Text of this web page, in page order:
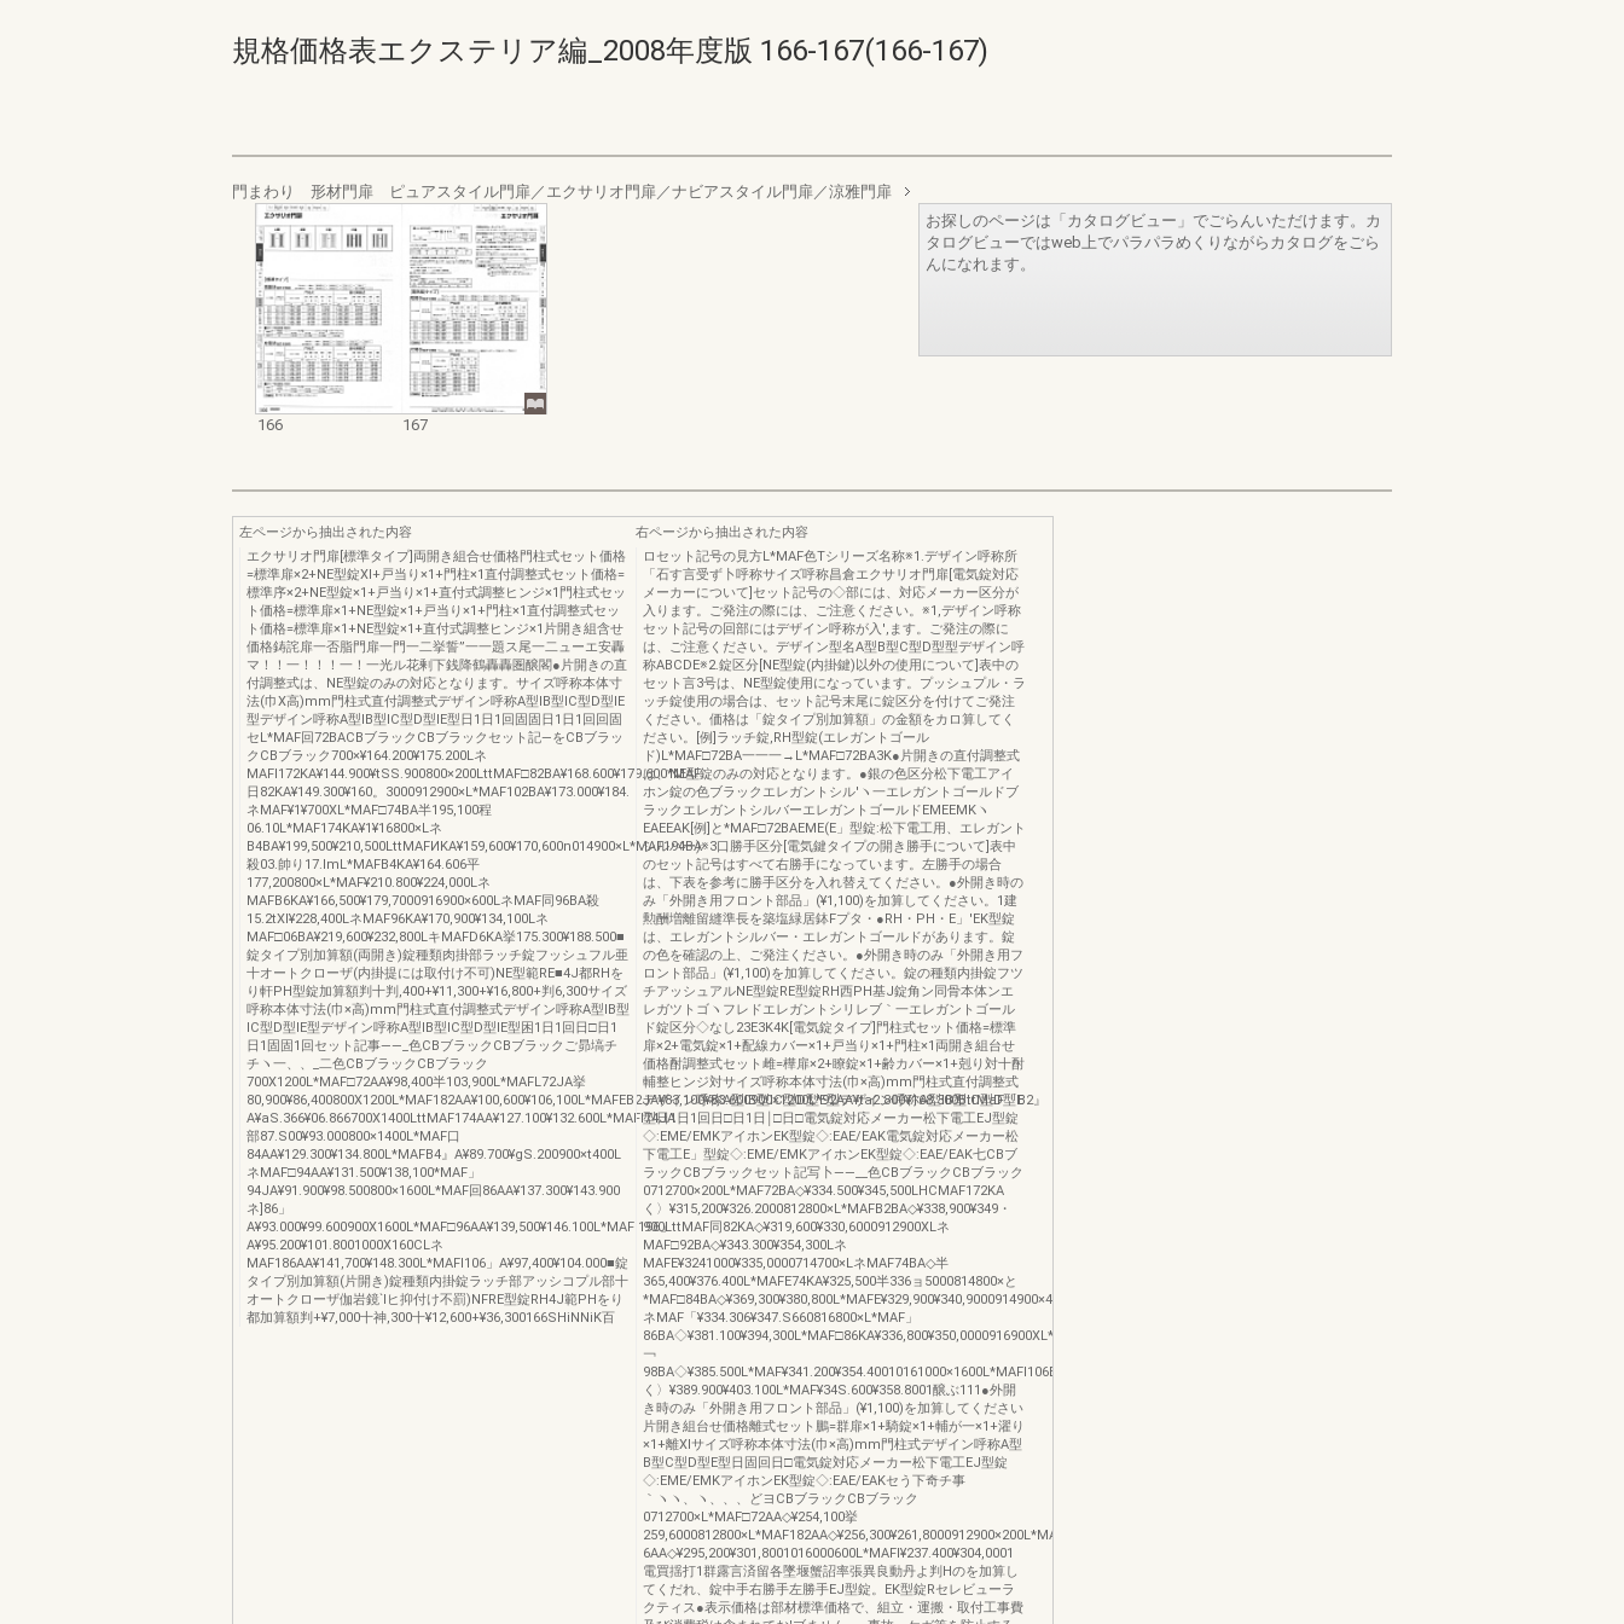
規格価格表エクステリア編_2008年度版 166-167(166-167)
門まわり 形材門扉 ピュアスタイル門扉／エクサリオ門扉／ナビアスタイル門扉／涼雅門扉
166 167
お探しのページは「カタログビュー」でごらんいただけます。カ
タログビューではweb上でパラパラめくりながらカタログをごら
んになれます。
左ページから抽出された内容
エクサリオ門扉[標準タイプ]両開き組合せ価格門柱式セット価格
=標準扉×2+NE型錠Xl+戸当り×1+門柱×1直付調整式セット価格=
標準序×2+NE型錠×1+戸当り×1+直付式調整ヒンジ×1門柱式セッ
ト価格=標準扉×1+NE型錠×1+戸当り×1+門柱×1直付調整式セッ
ト価格=標準扉×1+NE型錠×1+直付式調整ヒンジ×1片開き組含せ
価格鋳詫扉一否脂門扉一門一二挙誓”一一題ス尾一二ューエ安轟
マ！！一！！！一！一光ル花剰下銭降鶴轟轟圏醸閣●片開きの直
付調整式は、NE型錠のみの対応となります。サイズ呼称本体寸
法(巾X高)mm門柱式直付調整式デザイン呼称A型IB型lC型D型IE
型デザイン呼称A型IB型IC型D型IE型日1日1回固固日1日1回回固
セL*MAF回72BACBブラックCBブラックセット記―をCBブラッ
クCBブラック700×¥164.200¥175.200Lネ
MAFI172KA¥144.900¥tSS.900800×200LttMAF□82BA¥168.600¥179.600*MAF
日82KA¥149.300¥160。3000912900×L*MAF102BA¥173.000¥184.
ネMAF¥1¥700XL*MAF□74BA半195,100程
06.10L*MAF174KA¥1¥16800×Lネ
B4BA¥199,500¥210,500LttMAFИKA¥159,600¥170,600n014900×L*MAF194BA
殺03.帥り17.lmL*MAFB4KA¥164.606平
177,200800×L*MAF¥210.800¥224,000Lネ
MAFB6KA¥166,500¥179,7000916900×600LネMAF同96BA殺
15.2tXl¥228,400LネMAF96KA¥170,900¥134,100Lネ
MAF□06BA¥219,600¥232,800LキMAFD6KA挙175.300¥188.500■
錠タイプ別加算額(両開き)錠種類肉掛部ラッチ錠フッシュフル亜
十オートクローザ(内掛提には取付け不可)NE型範RE■4J都RHを
り軒PH型錠加算額判十判,400+¥11,300+¥16,800+判6,300サイズ
呼称本体寸法(巾×高)mm門柱式直付調整式デザイン呼称A型IB型
IC型D型IE型デザイン呼称A型IB型IC型D型IE型困1日1回日□日1
日1固固1回セット記事――_色CBブラックCBブラックご昴塙チ
チヽ一、、_二色CBブラックCBブラック
700X1200L*MAF□72AA¥98,400半103,900L*MAFL72JA挙
80,900¥86,400800X1200L*MAF182AA¥100,600¥106,100L*MAFEB2JA¥83,100¥83.600900×1200L*92AA¥ta2.800¥168.300BttMaF「B2』
A¥aS.366¥06.866700X1400LttMAF174AA¥127.100¥132.600L*MAFI74JA
部87.S00¥93.000800×1400L*MAF口
84AA¥129.300¥134.800L*MAFB4』A¥89.700¥gS.200900×t400L
ネMAF□94AA¥131.500¥138,100*MAF」
94JA¥91.900¥98.500800×1600L*MAF回86AA¥137.300¥143.900
ネ]86」
A¥93.000¥99.600900X1600L*MAF□96AA¥139,500¥146.100L*MAFI196」
A¥95.200¥101.8001000X160CLネ
MAF186AA¥141,700¥148.300L*MAFI106」A¥97,400¥104.000■錠
タイプ別加算額(片開き)錠種類内掛錠ラッチ部アッシコプル部十
オートクローザ伽岩鏡`Iヒ抑付け不罰)NFRE型錠RH4J範PHをり
都加算額判+¥7,000十神,300十¥12,600+¥36,300166SHiNNiK百
右ページから抽出された内容
ロセット記号の見方L*MAF色Tシリーズ名称※1.デザイン呼称所
「石す言受ず卜呼称サイズ呼称昌倉エクサリオ門扉[電気錠対応
メーカーについて]セット記号の◇部には、対応メーカー区分が
入ります。ご発注の際には、ご注意ください。※1,デザイン呼称
セット記号の回部にはデザイン呼称が入',ます。ご発注の際に
は、ご注意ください。デザイン型名A型B型C型D型型デザイン呼
称ABCDE※2.錠区分[NE型錠(内掛鍵)以外の使用について]表中の
セット言3号は、NE型錠使用になっています。プッシュプル・ラ
ッチ錠使用の場合は、セット記号末尾に錠区分を付けてご発注
ください。価格は「錠タイプ別加算額」の金額をカロ算してく
ださい。[例]ラッチ錠,RH型錠(エレガントゴール
ド)L*MAF□72BA一一一→L*MAF□72BA3K●片開きの直付調整式
は、NE型錠のみの対応となります。●銀の色区分松下電工アイ
ホン錠の色ブラックエレガントシル′ヽ一エレガントゴールドブ
ラックエレガントシルバーエレガントゴールドEMEEMKヽ
EAEEAK[例]と*MAF□72BAEME(E」型錠:松下電工用、エレガント
シルバー)※3口勝手区分[電気鍵タイプの開き勝手について]表中
のセット記号はすべて右勝手になっています。左勝手の場合
は、下表を参考に勝手区分を入れ替えてください。●外開き時の
み「外開き用フロント部品」(¥1,100)を加算してください。1建
勲酬増離留縫準長を築塩緑居鉢Fプタ・●RH・PH・E」'EK型錠
は、エレガントシルバー・エレガントゴールドがあります。錠
の色を確認の上、ご発注ください。●外開き時のみ「外開き用フ
ロント部品」(¥1,100)を加算してください。錠の種類内掛錠フツ
チアッシュアルNE型錠RE型錠RH西PH基J錠角ン同骨本体ンエ
レガツトゴヽフレドエレガントシリレブ｀一エレガントゴール
ド錠区分◇なし23E3K4K[電気錠タイプ]門柱式セット価格=標準
扉×2+電気錠×1+配線カバー×1+戸当り×1+門柱×1両開き組台せ
価格酎調整式セット雌=樺扉×2+瞭錠×1+齢カバー×1+剋り対十酎
輔整ヒンジ対サイズ呼称本体寸法(巾×高)mm門柱式直付調整式
デザイン呼称A型IB型IC型D型E型デザイン呼称A型IB型IC型D型E
型日1日1回日□日1日￨□日□電気錠対応メーカー松下電工EJ型錠
◇:EME/EMKアイホンEK型錠◇:EAE/EAK電気錠対応メーカー松
下電工E」型錠◇:EME/EMKアイホンEK型錠◇:EAE/EAK七CBブ
ラックCBブラックセット記写卜――__色CBブラックCBブラック
0712700×200L*MAF72BA◇¥334.500¥345,500LHCMAF172KA
く〉¥315,200¥326.2000812800×L*MAFB2BA◇¥338,900¥349・
900LttMAF同82KA◇¥319,600¥330,6000912900XLネ
MAF□92BA◇¥343.300¥354,300Lネ
MAFE¥3241000¥335,0000714700×LネMAF74BA◇半
365,400¥376.400L*MAFE74KA¥325,500半336ョ5000814800×と
*MAF□84BA◇¥369,300¥380,800L*MAFE¥329,900¥340,9000914900×400L*MAF□94BA◇¥374.200¥387.460L
ネMAF「¥334.306¥347.S660816800×L*MAF」
86BA◇¥381.100¥394,300L*MAF□86KA¥336,800¥350,0000916900XL*
￢
98BA◇¥385.500L*MAF¥341.200¥354.40010161000×1600L*MAFI106BA
く〉¥389.900¥403.100L*MAF¥34S.600¥358.8001醸ぶ111●外開
き時のみ「外開き用フロント部品」(¥1,100)を加算してください
片開き組台せ価格離式セット鵬=群扉×1+騎錠×1+輔が一×1+濯り
×1+離Xlサイズ呼称本体寸法(巾×高)mm門柱式デザイン呼称A型
B型C型D型E型日固回日□電気錠対応メーカー松下電工EJ型錠
◇:EME/EMKアイホンEK型錠◇:EAE/EAKセう下奇チ事
｀ヽヽ、ヽ、、、どヨCBブラックCBブラック
0712700×L*MAF□72AA◇¥254,100挙
6AA◇¥295,200¥301,8001016000600L*MAFI¥237.400¥304,0001
電買揺打1群露言済留各墜堰蟹詔率張異良動丹よ判Hのを加算し
てくだれ、錠中手右勝手左勝手EJ型錠。EK型錠Rセレビューラ
クティス●表示価格は部材標準価格で、組立・運搬・取付工事費